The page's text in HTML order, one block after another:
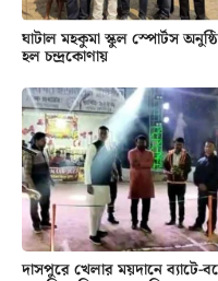
ঘাটাল মহকুমা স্কুল স্পোর্টস
হল চন্দ্রকোণায়
দাসপুরে খেলার ময়দানে ব্যাটে-